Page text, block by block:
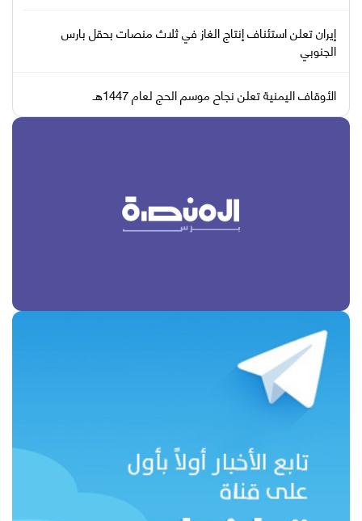
إيران تعلن استئناف إنتاج الغاز في ثلاث منصات بحقل بارس
الجنوبي
الأوقاف اليمنية تعلن نجاح موسم الحج لعام 1447هـ